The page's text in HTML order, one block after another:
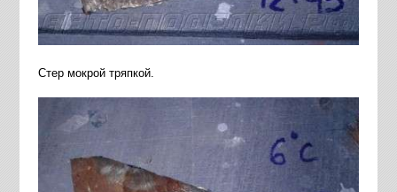
Стер мокрой тряпкой.